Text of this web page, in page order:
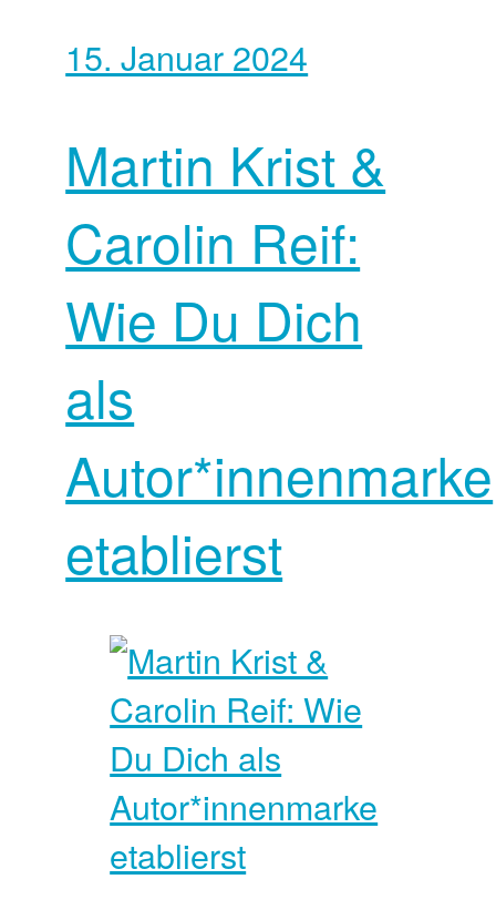
15. Januar 2024
Martin Krist &
Carolin Reif:
Wie Du Dich
als
Autor*innenmarke
etablierst